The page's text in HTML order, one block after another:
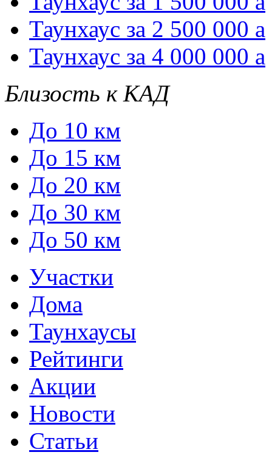
Таунхаус за 2 500 000 a
Таунхаус за 4 000 000 a
Близость к КАД
До 10 км
До 15 км
До 20 км
До 30 км
До 50 км
Участки
Дома
Таунхаусы
Рейтинги
Акции
Новости
Статьи